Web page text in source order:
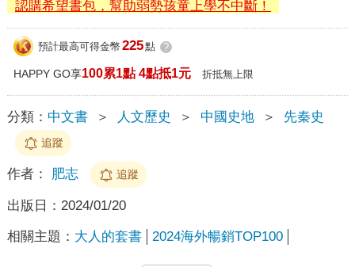
認購希望書包，幫助弱勢孩童上學不中斷！
預計最高可得金幣 225點 ?
HAPPY GO享100累1點 4點抵1元 折抵無上限
分類： 中文書 ＞ 人文歷史 ＞ 中國史地 ＞ 先秦史
追蹤
作者： 肥志 追蹤
出版日： 2024/01/20
相關主題： 大人的套書 2024海外暢銷TOP100